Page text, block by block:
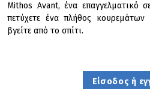
Mithos Avant, ένα επαγγελματικό
πετύχετε ένα πλήθος
βγείτε από το σπίτι.
Είσοδος ή